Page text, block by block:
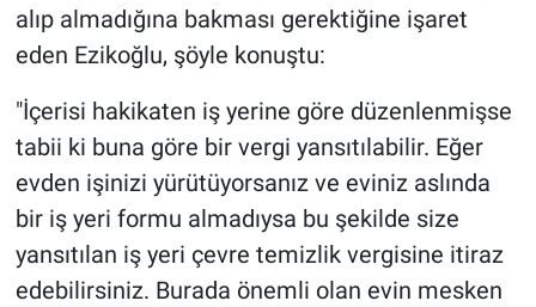
alıp almadığına bakması gerektiğine işaret
eden Ezikoğlu, şöyle konuştu:
"İçerisi hakikaten iş yerine göre düzenlenmişse
tabii ki buna göre bir vergi yansıtılabilir. Eğer
evden işinizi yürütüyorsanız ve eviniz aslında
bir iş yeri formu almadıysa bu şekilde size
yansıtılan iş yeri çevre temizlik vergisine itiraz
edebilirsiniz. Burada önemli olan evin mesken